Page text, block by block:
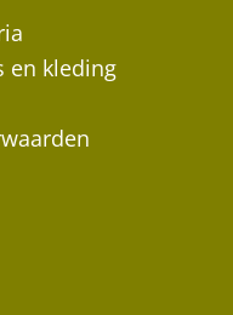
en kleding